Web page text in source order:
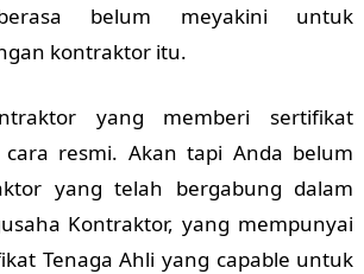
belum meyakini untuk
kontraktor itu.
yang memberi sertifikat
resmi. Akan tapi Anda belum
yang telah bergabung dalam
Kontraktor, yang mempunyai
Tenaga Ahli yang capable untuk